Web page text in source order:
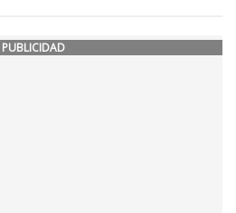
PUBLICIDAD